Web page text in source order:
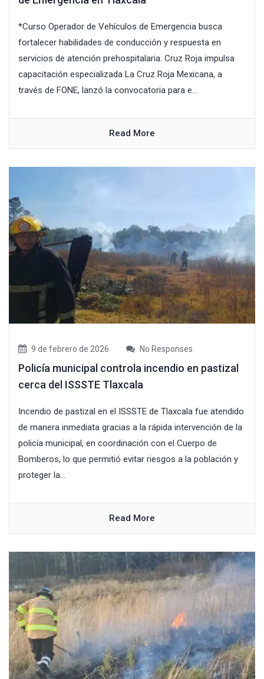
*Curso Operador de Vehículos de Emergencia busca
fortalecer habilidades de conducción y respuesta en
servicios de atención prehospitalaria. Cruz Roja impulsa
capacitación especializada La Cruz Roja Mexicana, a
través de FONE, lanzó la convocatoria para e...
Read More
9 de febrero de 2026 No Responses
Policía municipal controla incendio en pastizal
cerca del ISSSTE Tlaxcala
Incendio de pastizal en el ISSSTE de Tlaxcala fue atendido
de manera inmediata gracias a la rápida intervención de la
policía municipal, en coordinación con el Cuerpo de
Bomberos, lo que permitió evitar riesgos a la población y
proteger la...
Read More